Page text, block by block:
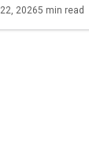
20265 min read